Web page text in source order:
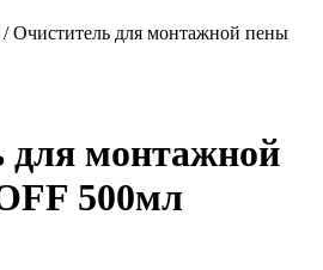
/ Очиститель для монтажной пены
для монтажной
500мл